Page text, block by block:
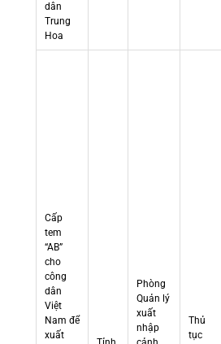
dân
Trung
Hoa
Cấp
tem
“AB”
cho
công
dân
Việt
Nam để
xuất
Phòng
Quản lý
xuất
nhập
Thủ
tục